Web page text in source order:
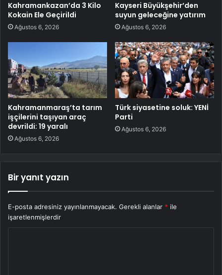
Kahramankazan’da 3 Kilo
Kokain Ele Geçirildi
Ağustos 6, 2026
Kayseri Büyükşehir’den
suyun geleceğine yatırım
Ağustos 6, 2026
Kahramanmaraş’ta tarım
işçilerini taşıyan araç
devrildi: 19 yaralı
Ağustos 6, 2026
Türk siyasetine soluk: YENİ
Parti
Ağustos 6, 2026
Bir yanıt yazın
E-posta adresiniz yayınlanmayacak. Gerekli alanlar * ile
işaretlenmişlerdir